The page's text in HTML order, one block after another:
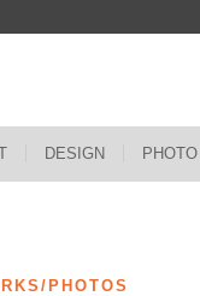
DESIGN PHOTO
PHOTOS